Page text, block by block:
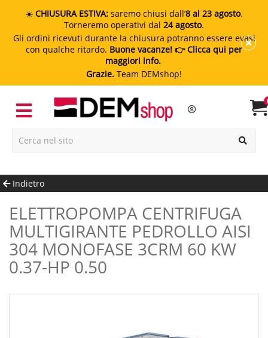
☀️ CHIUSURA ESTIVA: saremo chiusi dall’8 al 23 agosto.
Torneremo operativi dal 24 agosto.
Gli ordini ricevuti durante la chiusura potranno essere evasi
con qualche ritardo. Buone vacanze! 👉 Clicca qui per
maggiori info.
Grazie. Team DEMshop!
Indietro
ELETTROPOMPA CENTRIFUGA
MULTIGIRANTE PEDROLLO AISI
304 MONOFASE 3CRM 60 KW
0.37-HP 0.50